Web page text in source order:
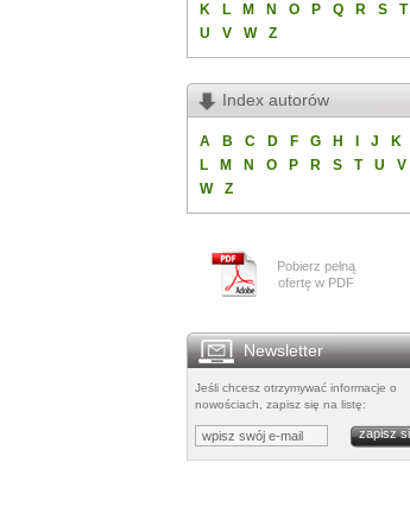
K
L M N O P Q R S
T
U
V W Z
Index autorów
A B C D F G H J
K
L
M N O P R S T U
V
W
Z
Pobierz pełną
ofertę w PDF
Newsletter
Jeśli chcesz otrzymywać informacje o
nowościach, zapisz się na listę: